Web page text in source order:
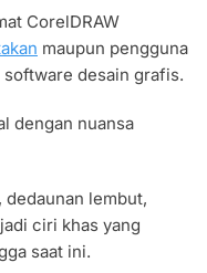
CorelDRAW
maupun pengguna
desain grafis.
dengan nuansa
dedaunan lembut,
ciri khas yang
saat ini.